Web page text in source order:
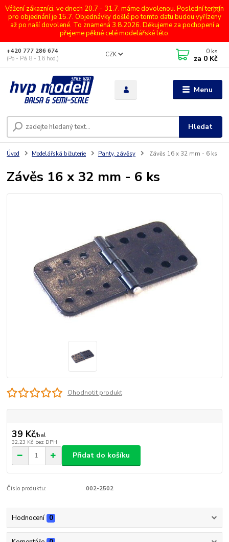
Vážení zákazníci, ve dnech 20.7 - 31.7. máme dovolenou. Poslední termín
pro objednání je 15.7. Objednávky došlé po tomto datu budou vyřízeny
až po naší dovolené. To znamená 3.8.2026. Děkujeme za pochopení a
přejeme pěkné celé modelářské léto.
Menu
CZK
Hledat
+420 777 286 674
(Po - Pá 8 - 16 hod.)
0 ks
za 0 Kč
Úvod Modelářská bižuterie Panty, závěsy Závěs 16 x 32 mm - 6 ks
Závěs 16 x 32 mm - 6 ks
Ohodnotit produkt
39 Kč/bal
32,23 Kč bez DPH
Přidat do košíku
Číslo produktu: 002-2502
Hodnocení 0